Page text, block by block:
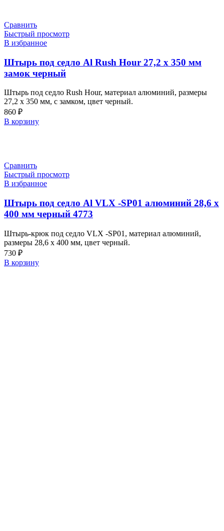
Сравнить
Быстрый просмотр
В избранное
Штырь под седло Al Rush Hour 27,2 x 350 мм
замок черный
Штырь под седло Rush Hour, материал алюминий, размеры
27,2 x 350 мм, с замком, цвет черный.
860 ₽
В корзину
Сравнить
Быстрый просмотр
В избранное
Штырь под седло Al VLX -SP01 алюминий 28,6 х
400 мм черный 4773
Штырь-крюк под седло VLX -SP01, материал алюминий,
размеры 28,6 х 400 мм, цвет черный.
730 ₽
В корзину